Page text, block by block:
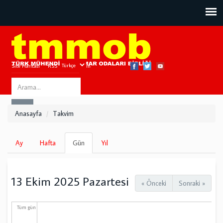
Site Haritası RSS Bize Ulaşın
Search
this
Anasayfa Takvim
Birincil
sekmeler
Ay Hafta Gün
sekme)
Yıl
« Önceki Sonraki »
13 Ekim 2025 Pazartesi
Tüm gün